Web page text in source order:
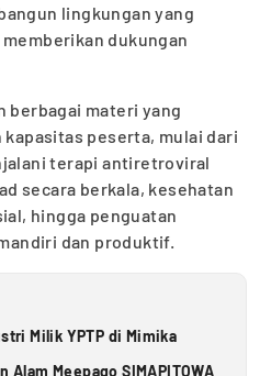
lingkungan yang
dukungan
berbagai materi yang
peserta, mulai dari
terapi antiretroviral
secara berkala, kesehatan
hingga penguatan
dan produktif.
Milik YPTP di Mimika
Alam Meepago SIMAPITOWA